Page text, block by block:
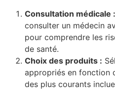
Consultation médicale :
consulter un médecin
pour comprendre les
de santé.
Choix des produits :
appropriés en fonction
des plus courants